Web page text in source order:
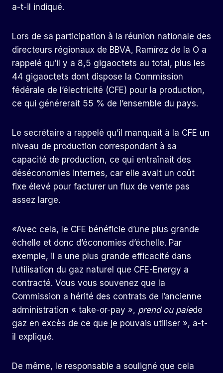
a-t-il indiqué.
Lors de sa participation à la réunion nationale des
directeurs régionaux de BBVA, Ramírez de la O a
rappelé qu’il y a 8,5 gigaoctets au total, plus les
44 gigaoctets dont dispose la Commission
fédérale de l’électricité (CFE) pour la production,
ce qui générerait 55 % de l’ensemble du pays.
Le secrétaire a rappelé qu’il manquait à la CFE un
niveau de production correspondant à sa
capacité de production, ce qui entraînait des
déséconomies internes, car elle avait un coût
fixe élevé pour facturer un flux de vente pas
assez large.
«Avec cela, le CFE bénéficie d’une plus grande
échelle et donc d’économies d’échelle. Par
exemple, il a une plus grande efficacité dans
l’utilisation du gaz naturel que CFE-Energy a
contracté. Vous vous souvenez que la
Commission a hérité des contrats de l’ancienne
administration « take-or-pay », prend ou paiede
gaz en excès de ce que je pouvais utiliser », a-t-
il expliqué.
De même, le responsable a souligné que cela